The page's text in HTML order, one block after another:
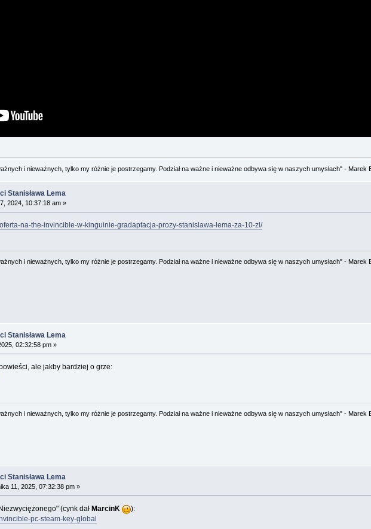
i nieważnych, tylko my różnie je postrzegamy. Podział na ważne i nieważne odbywa się w naszych umysłach" - Marek
Stanisława Lema
2024, 10:37:18 am »
na-the-invincible-w-kinguinie-gradaptacja-prozy-stanislawa-lema-za-10-zl/
i nieważnych, tylko my różnie je postrzegamy. Podział na ważne i nieważne odbywa się w naszych umysłach" - Marek
Stanisława Lema
02:32:58 pm »
ale jakby bardziej o grze:
i nieważnych, tylko my różnie je postrzegamy. Podział na ważne i nieważne odbywa się w naszych umysłach" - Marek
Stanisława Lema
11, 2025, 07:32:38 pm »
(cynk dał MarcinK
):
pc-steam-key-global